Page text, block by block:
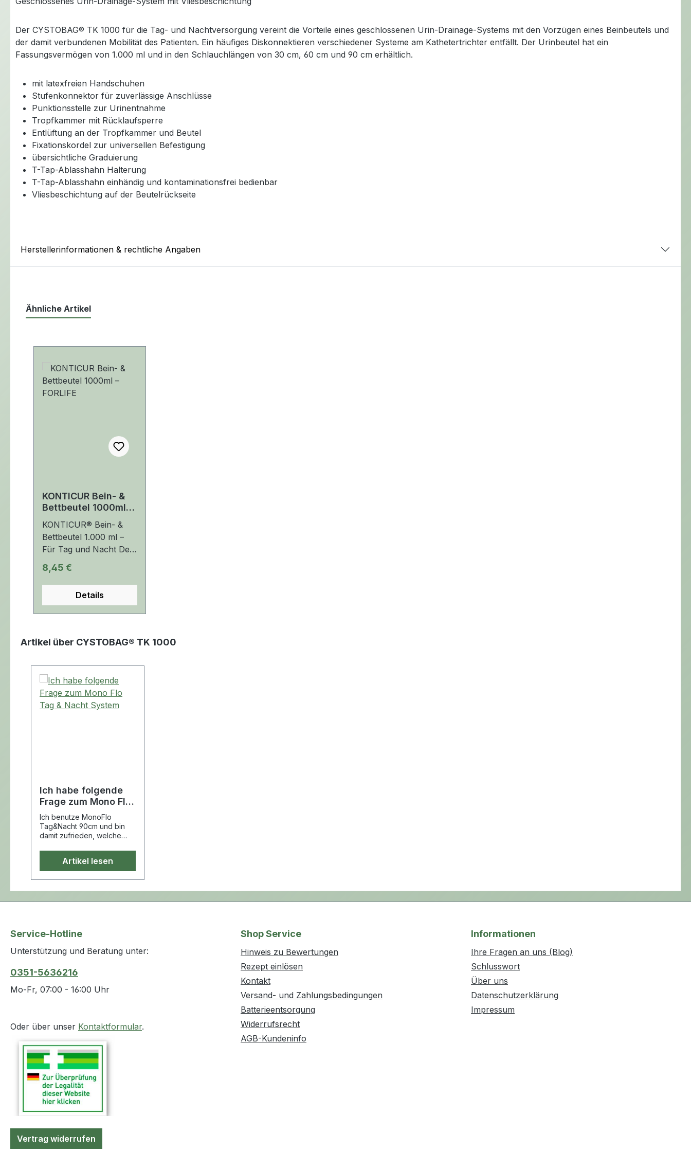
Der CYSTOBAG® TK 1000 für die Tag- und Nachtversorgung vereint die Vorteile eines geschlossenen Urin-Drainage-Systems mit den Vorzügen eines Beinbeutels und
der damit verbundenen Mobilität des Patienten. Ein häufiges Diskonnektieren verschiedener Systeme am Kathetertrichter entfällt. Der Urinbeutel hat ein
Fassungsvermögen von 1.000 ml und in den Schlauchlängen von 30 cm, 60 cm und 90 cm erhältlich.
mit latexfreien Handschuhen
Stufenkonnektor für zuverlässige Anschlüsse
Punktionsstelle zur Urinentnahme
Tropfkammer mit Rücklaufsperre
Entlüftung an der Tropfkammer und Beutel
Fixationskordel zur universellen Befestigung
übersichtliche Graduierung
T-Tap-Ablasshahn Halterung
T-Tap-Ablasshahn einhändig und kontaminationsfrei bedienbar
Vliesbeschichtung auf der Beutelrückseite
Herstellerinformationen & rechtliche Angaben
Ähnliche Artikel
KONTICUR Bein- &
Bettbeutel 1000ml –
KONTICUR® Bein- &
Bettbeutel 1.000 ml –
Für Tag und Nacht Der
KONTICUR® Bein- und
Bettbeutel von FORLIFE
ist ein hochwertiges,
geschlossenes
Urindrainagesystem für
am Tag und in der
Nacht. Mit einem
1.000 ml und einer
zweigeteilten
Tropfkammer mit
Rücklaufsperre bietet
die bakteriendichte
Belüftung.
Produkteigenschaften:
Volumen: 1.000 ml Steril
verpackt (EO) T-
Einstecklasche für
einfache Handhabung
Stufenkonnektor mit
verschiedenen Längen:
cm Vliesbeschichtete
Rückseite für
Tragekomfort Kordel
Anwendung: Ideal für
mobile
Katheterpatienten im
häuslichen Bereich
oder in der Klinik.
Tagsüber kann der
Beutel diskret am Bein
getragen werden,
nachts lässt er sich
sicher am Bett
Regulärer Preis:
8,45 €
Details
Artikel über CYSTOBAG® TK 1000
Ich habe folgende
Frage zum Mono Flo
Tag & Nacht System
Ich benutze MonoFlo
Tag&Nacht 90cm und bin
damit zufrieden, welche
Artikel lesen
Service-Hotline
Unterstützung und Beratung unter:
0351-5636216
Mo-Fr, 07:00 - 16:00 Uhr
Oder über unser Kontaktformular.
Vertrag widerrufen
Shop Service
Hinweis zu Bewertungen
Rezept einlösen
Kontakt
Versand- und Zahlungsbedingungen
Batterieentsorgung
Widerrufsrecht
AGB-Kundeninfo
Informationen
Ihre Fragen an uns (Blog)
Schlusswort
Über uns
Datenschutzerklärung
Impressum